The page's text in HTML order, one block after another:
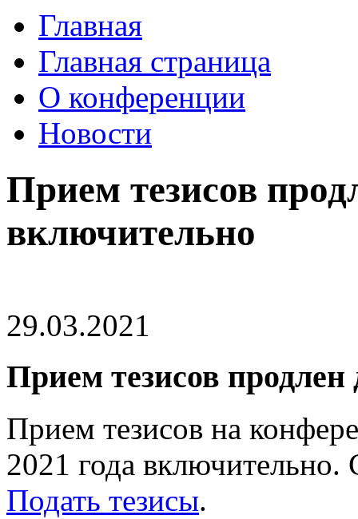
Главная
Главная страница
О конференции
Новости
Прием тезисов
включительно
29.03.2021
Прием тезисов
Прием тезисов на
2021 года
Подать тезисы.